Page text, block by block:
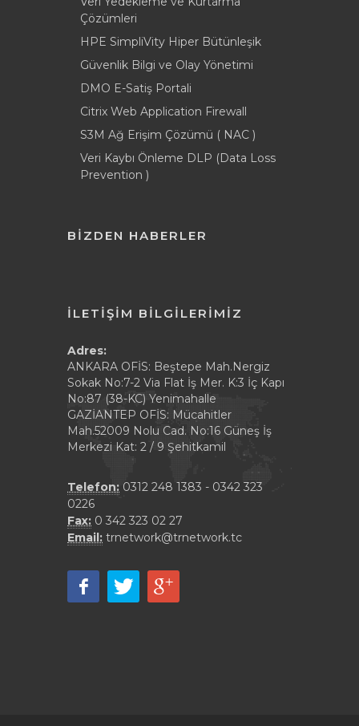
Çözümleri
HPE SimpliVity Hiper Bütünleşik
Güvenlik Bilgi ve Olay Yönetimi
DMO E-Satiş Portali
Citrix Web Application Firewall
S3M Ağ Erişim Çözümü ( NAC )
Veri Kaybı Önleme DLP (Data Loss
Prevention )
BİZDEN HABERLER
İLETİŞİM BİLGİLERİMİZ
Adres:
ANKARA OFİS: Beştepe Mah.Nergiz
Sokak No:7-2 Via Flat İş Mer. K:3 İç Kapı
No:87 (38-KC) Yenimahalle
GAZİANTEP OFİS: Mücahitler
Mah.52009 Nolu Cad. No:16 Güneş İş
Merkezi Kat: 2 / 9 Şehitkamil
Telefon: 0312 248 1383 - 0342 323
0226
Fax: 0 342 323 02 27
Email: trnetwork@trnetwork.tc